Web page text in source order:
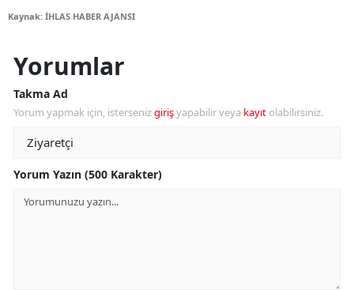
Kaynak: İHLAS HABER AJANSI
Yorumlar
Takma Ad
Yorum yapmak için, istersenizgirişyapabilir veya kayıt olabilirsiniz.
Yorum Yazın (500 Karakter)